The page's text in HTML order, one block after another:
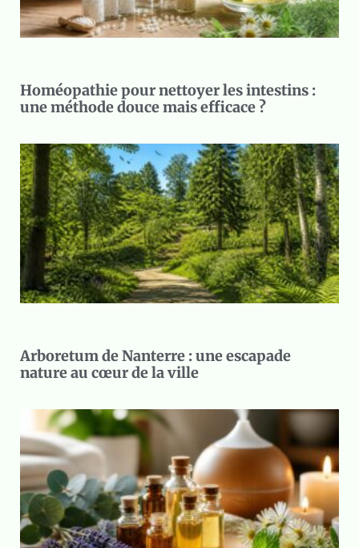
Homéopathie pour nettoyer les intestins :
une méthode douce mais efficace ?
Arboretum de Nanterre : une escapade
nature au cœur de la ville